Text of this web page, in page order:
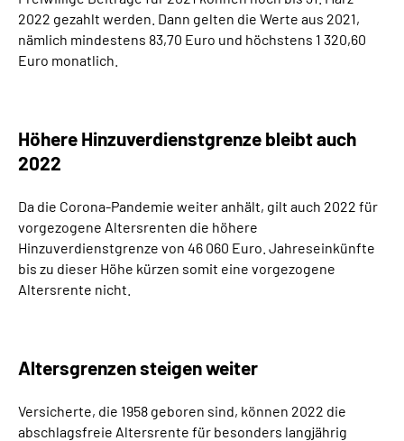
2022 gezahlt werden. Dann gelten die Werte aus 2021,
nämlich mindestens 83,70 Euro und höchstens 1 320,60
Euro monatlich.
Höhere Hinzuverdienstgrenze bleibt auch
2022
Da die Corona-Pandemie weiter anhält, gilt auch 2022 für
vorgezogene Altersrenten die höhere
Hinzuverdienstgrenze von 46 060 Euro. Jahreseinkünfte
bis zu dieser Höhe kürzen somit eine vorgezogene
Altersrente nicht.
Altersgrenzen steigen weiter
Versicherte, die 1958 geboren sind, können 2022 die
abschlagsfreie Altersrente für besonders langjährig